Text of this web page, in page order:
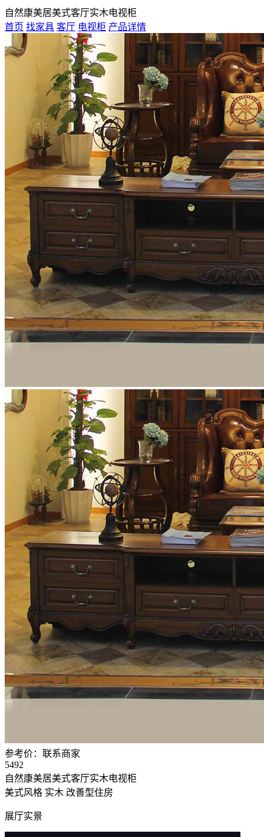
自然康美居美式客厅实木电视柜
首页 找家具 客厅 电视柜 产品详情
参考价： 联系商家
5492
自然康美居美式客厅实木电视柜
美式风格 实木 改善型住房
展厅实景